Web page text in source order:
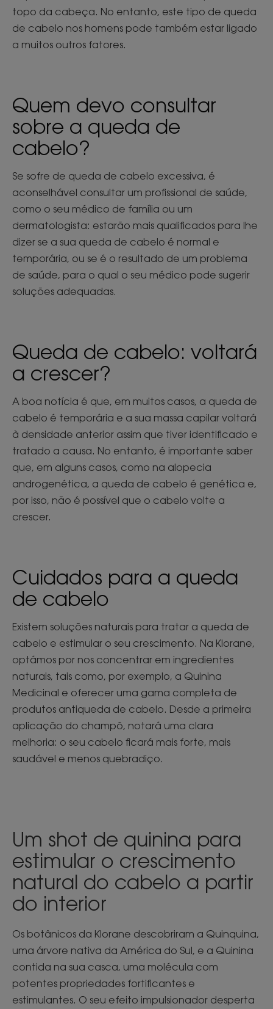
topo da cabeça. No entanto, este tipo de queda
de cabelo nos homens pode também estar ligado
a muitos outros fatores.
Quem devo consultar
sobre a queda de
cabelo?
Se sofre de queda de cabelo excessiva, é
aconselhável consultar um profissional de saúde,
como o seu médico de família ou um
dermatologista: estarão mais qualificados para lhe
dizer se a sua queda de cabelo é normal e
temporária, ou se é o resultado de um problema
de saúde, para o qual o seu médico pode sugerir
soluções adequadas.
Queda de cabelo: voltará
a crescer?
A boa notícia é que, em muitos casos, a queda de
cabelo é temporária e a sua massa capilar voltará
à densidade anterior assim que tiver identificado e
tratado a causa. No entanto, é importante saber
que, em alguns casos, como na alopecia
androgenética, a queda de cabelo é genética e,
por isso, não é possível que o cabelo volte a
crescer.
Cuidados para a queda
de cabelo
Existem soluções naturais para tratar a queda de
cabelo e estimular o seu crescimento. Na Klorane,
optámos por nos concentrar em ingredientes
naturais, tais como, por exemplo, a Quinina
Medicinal e oferecer uma gama completa de
produtos antiqueda de cabelo. Desde a primeira
aplicação do champô, notará uma clara
melhoria: o seu cabelo ficará mais forte, mais
saudável e menos quebradiço.
Um shot de quinina para
estimular o crescimento
natural do cabelo a partir
do interior
Os botânicos da Klorane descobriram a Quinquina,
uma árvore nativa da América do Sul, e a Quinina
contida na sua casca, uma molécula com
potentes propriedades fortificantes e
estimulantes. O seu efeito impulsionador desperta